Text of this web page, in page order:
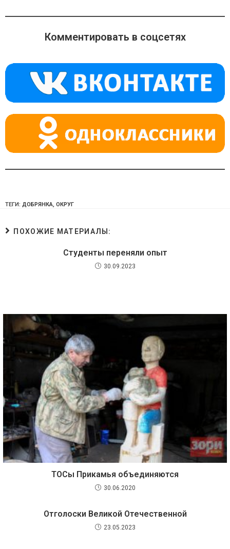
n
o
a
ss
ni
ki
e
gr
m
at
s
p
p
Комментировать в соцсетях
ТЕГИ: ДОБРЯНКА, ОКРУГ
ПОХОЖИЕ МАТЕРИАЛЫ:
Студенты переняли опыт
30.09.2023
ТОСы Прикамья объединяются
30.06.2020
Отголоски Великой Отечественной
23.05.2023